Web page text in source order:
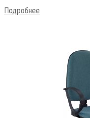
Подробнее